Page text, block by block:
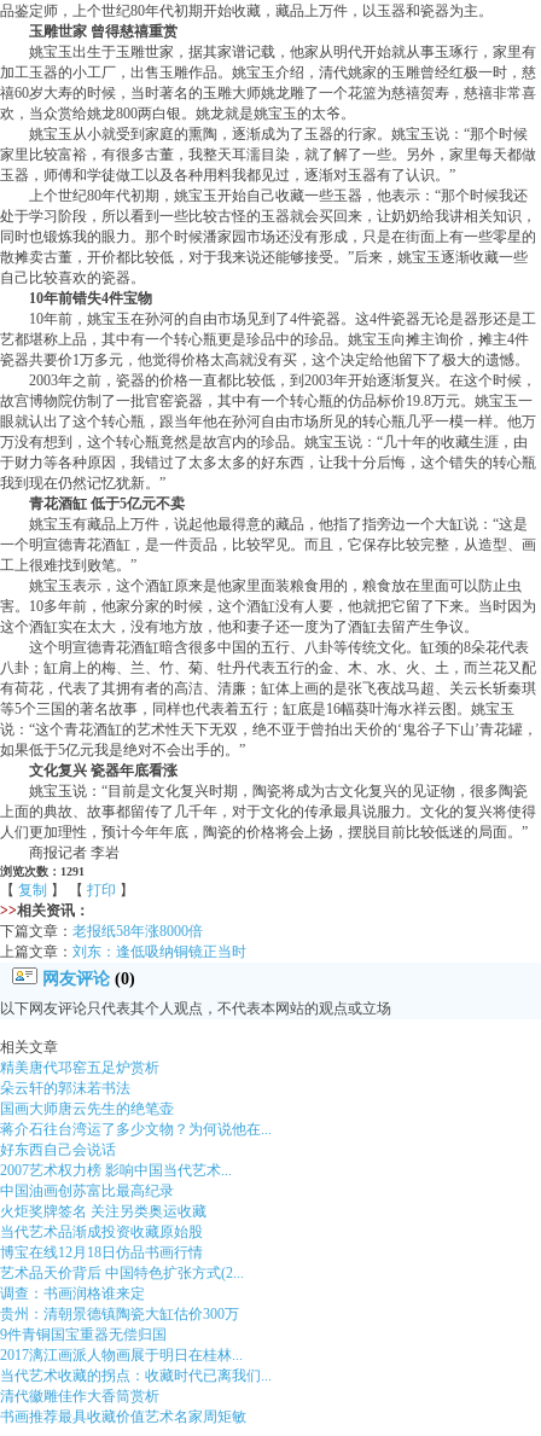
品鉴定师，上个世纪80年代初期开始收藏，藏品上万件，以玉器和瓷器为主。
玉雕世家 曾得慈禧重赏
姚宝玉出生于玉雕世家，据其家谱记载，他家从明代开始就从事玉琢行，家里有
加工玉器的小工厂，出售玉雕作品。姚宝玉介绍，清代姚家的玉雕曾经红极一时，慈
禧60岁大寿的时候，当时著名的玉雕大师姚龙雕了一个花篮为慈禧贺寿，慈禧非常喜
欢，当众赏给姚龙800两白银。姚龙就是姚宝玉的太爷。
姚宝玉从小就受到家庭的熏陶，逐渐成为了玉器的行家。姚宝玉说：“那个时候
家里比较富裕，有很多古董，我整天耳濡目染，就了解了一些。另外，家里每天都做
玉器，师傅和学徒做工以及各种用料我都见过，逐渐对玉器有了认识。”
上个世纪80年代初期，姚宝玉开始自己收藏一些玉器，他表示：“那个时候我还
处于学习阶段，所以看到一些比较古怪的玉器就会买回来，让奶奶给我讲相关知识，
同时也锻炼我的眼力。那个时候潘家园市场还没有形成，只是在街面上有一些零星的
散摊卖古董，开价都比较低，对于我来说还能够接受。”后来，姚宝玉逐渐收藏一些
自己比较喜欢的瓷器。
10年前错失4件宝物
10年前，姚宝玉在孙河的自由市场见到了4件瓷器。这4件瓷器无论是器形还是工
艺都堪称上品，其中有一个转心瓶更是珍品中的珍品。姚宝玉向摊主询价，摊主4件
瓷器共要价1万多元，他觉得价格太高就没有买，这个决定给他留下了极大的遗憾。
2003年之前，瓷器的价格一直都比较低，到2003年开始逐渐复兴。在这个时候，
故宫博物院仿制了一批官窑瓷器，其中有一个转心瓶的仿品标价19.8万元。姚宝玉一
眼就认出了这个转心瓶，跟当年他在孙河自由市场所见的转心瓶几乎一模一样。他万
万没有想到，这个转心瓶竟然是故宫内的珍品。姚宝玉说：“几十年的收藏生涯，由
于财力等各种原因，我错过了太多太多的好东西，让我十分后悔，这个错失的转心瓶
我到现在仍然记忆犹新。”
青花酒缸 低于5亿元不卖
姚宝玉有藏品上万件，说起他最得意的藏品，他指了指旁边一个大缸说：“这是
一个明宣德青花酒缸，是一件贡品，比较罕见。而且，它保存比较完整，从造型、画
工上很难找到败笔。”
姚宝玉表示，这个酒缸原来是他家里面装粮食用的，粮食放在里面可以防止虫
害。10多年前，他家分家的时候，这个酒缸没有人要，他就把它留了下来。当时因为
这个酒缸实在太大，没有地方放，他和妻子还一度为了酒缸去留产生争议。
这个明宣德青花酒缸暗含很多中国的五行、八卦等传统文化。缸颈的8朵花代表
八卦；缸肩上的梅、兰、竹、菊、牡丹代表五行的金、木、水、火、土，而兰花又配
有荷花，代表了其拥有者的高洁、清廉；缸体上画的是张飞夜战马超、关云长斩秦琪
等5个三国的著名故事，同样也代表着五行；缸底是16幅葵叶海水祥云图。姚宝玉
说：“这个青花酒缸的艺术性天下无双，绝不亚于曾拍出天价的‘鬼谷子下山’青花罐，
如果低于5亿元我是绝对不会出手的。”
文化复兴 瓷器年底看涨
姚宝玉说：“目前是文化复兴时期，陶瓷将成为古文化复兴的见证物，很多陶瓷
上面的典故、故事都留传了几千年，对于文化的传承最具说服力。文化的复兴将使得
人们更加理性，预计今年年底，陶瓷的价格将会上扬，摆脱目前比较低迷的局面。”
商报记者 李岩
浏览次数：1291
【 复制 】 【 打印 】
>>相关资讯：
下篇文章： 老报纸58年涨8000倍
上篇文章： 刘东：逢低吸纳铜镜正当时
网友评论 (0)
以下网友评论只代表其个人观点，不代表本网站的观点或立场
相关文章
精美唐代邛窑五足炉赏析
朵云轩的郭沫若书法
国画大师唐云先生的绝笔壶
蒋介石往台湾运了多少文物？为何说他在...
好东西自己会说话
2007艺术权力榜 影响中国当代艺术...
中国油画创苏富比最高纪录
火炬奖牌签名 关注另类奥运收藏
当代艺术品渐成投资收藏原始股
博宝在线12月18日仿品书画行情
艺术品天价背后 中国特色扩张方式(2...
调查：书画润格谁来定
贵州：清朝景德镇陶瓷大缸估价300万
9件青铜国宝重器无偿归国
2017漓江画派人物画展于明日在桂林...
当代艺术收藏的拐点：收藏时代已离我们...
清代徽雕佳作大香筒赏析
书画推荐最具收藏价值艺术名家周矩敏